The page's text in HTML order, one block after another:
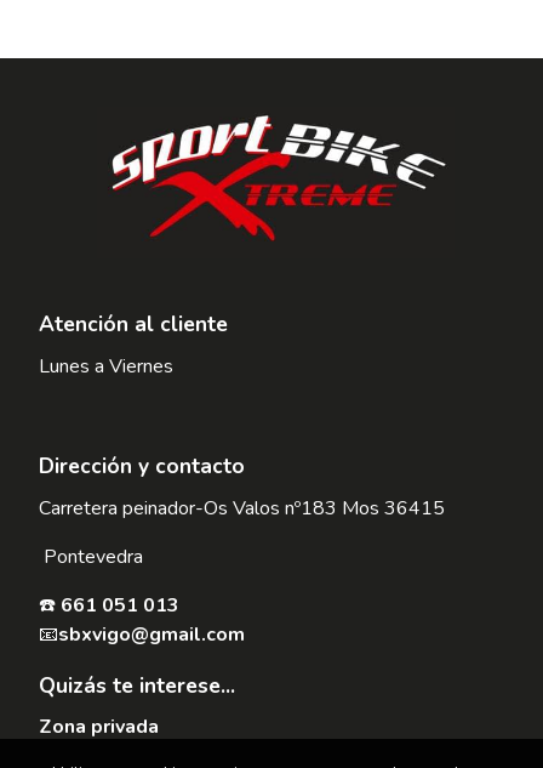
Atención al cliente
Lunes a Viernes
Dirección y contacto
Carretera peinador-Os Valos nº183 Mos 36415
Pontevedra
☎️ 661 051 013
📧sbxvigo@gmail.com
Quizás te interese...
Zona privada